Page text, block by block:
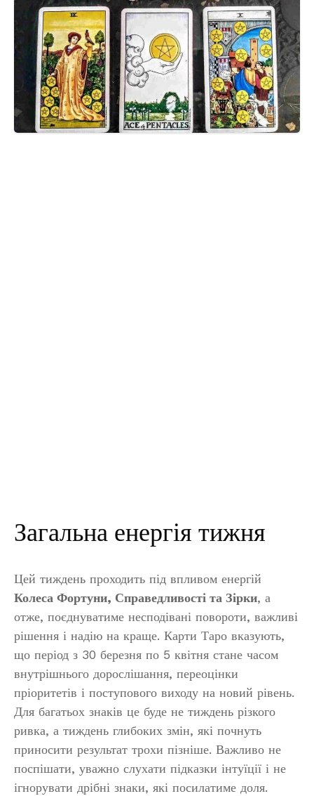
Загальна енергія тижня
Цей тиждень проходить під впливом енергій
Колеса Фортуни, Справедливості та Зірки, а
отже, поєднуватиме несподівані повороти, важливі
рішення і надію на краще. Карти Таро вказують,
що період з 30 березня по 5 квітня стане часом
внутрішнього дорослішання, переоцінки
пріоритетів і поступового виходу на новий рівень.
Для багатьох знаків це буде не тиждень різкого
ривка, а тиждень глибоких змін, які почнуть
приносити результат трохи пізніше. Важливо не
поспішати, уважно слухати підказки інтуїції і не
ігнорувати дрібні знаки, які посилатиме доля.